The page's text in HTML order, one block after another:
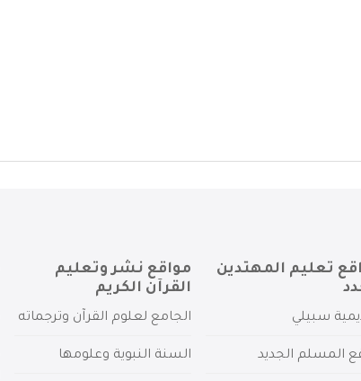
تعليم المهتدين
سبيلي
المسلم الجديد
مواقع نشر وتعليم
القرآن الكريم
الجامع لعلوم القرآن وترجماته
السنة النبوية وعلومها